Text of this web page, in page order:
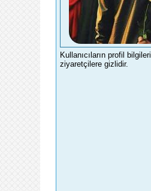
Kullanıcıların profil bilgileri
ziyaretçilere gizlidir.